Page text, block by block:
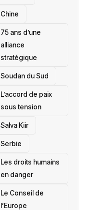
Chine
75 ans d’une
alliance
stratégique
‎Soudan du Sud
L’accord de paix
sous tension
Salva Kiir
‎Serbie
Les droits humains
en danger
‎Le Conseil de
l’Europe